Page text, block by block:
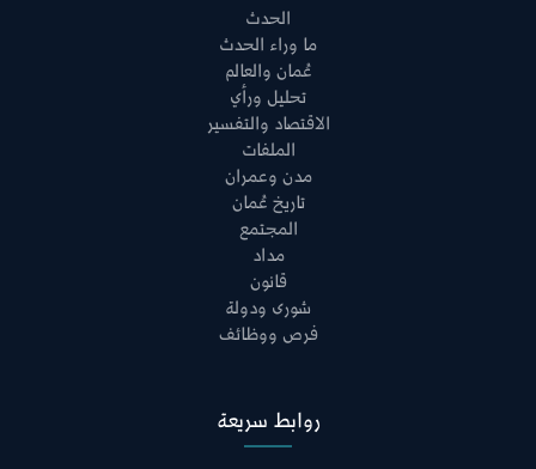
الحدث
ما وراء الحدث
عُمان والعالم
تحليل ورأي
الاقتصاد والتفسير
الملفات
مدن وعمران
تاريخ عُمان
المجتمع
مداد
قانون
شورى ودولة
فرص ووظائف
روابط سريعة